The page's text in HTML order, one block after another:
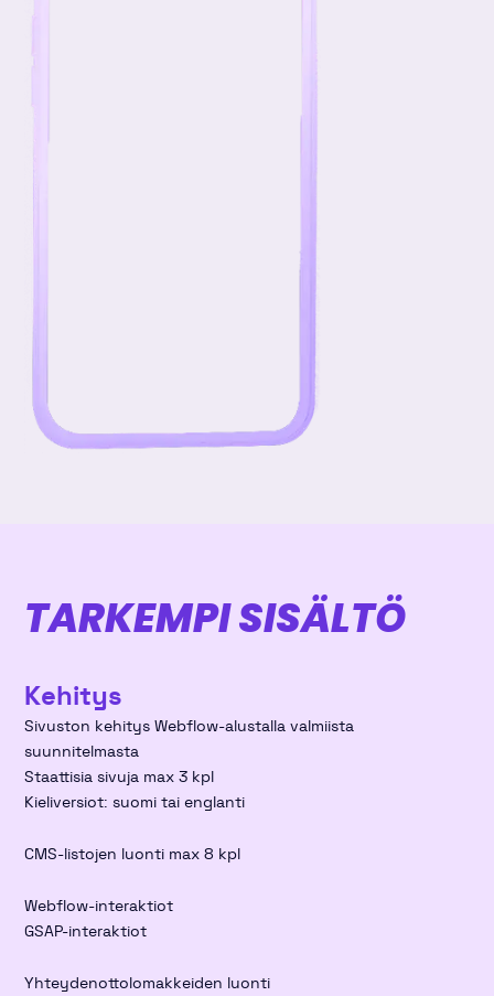
TARKEMPI SISÄLTÖ
Kehitys
Sivuston kehitys Webflow-alustalla valmiista
suunnitelmasta
Staattisia sivuja max 3 kpl
Kieliversiot: suomi tai englanti
CMS-listojen luonti max 8 kpl
Webflow-interaktiot
GSAP-interaktiot
Yhteydenottolomakkeiden luonti